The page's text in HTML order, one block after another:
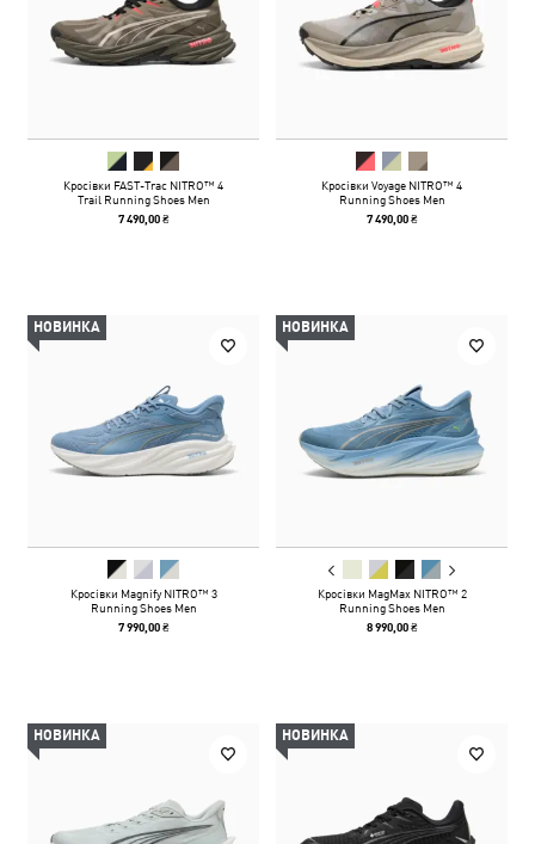
Кросівки FAST-Trac NITRO™ 4
Trail Running Shoes Men
7 490,00 ₴
Кросівки Voyage NITRO™ 4
Running Shoes Men
7 490,00 ₴
НОВИНКА
Кросівки Magnify NITRO™ 3
Running Shoes Men
7 990,00 ₴
НОВИНКА
Кросівки MagMax NITRO™ 2
Running Shoes Men
8 990,00 ₴
НОВИНКА НОВИНКА